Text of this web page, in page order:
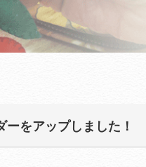
ーをアップしました！